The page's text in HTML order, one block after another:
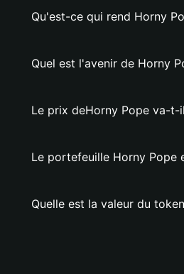
Qu'est-ce qui rend Horny
Quel est l'avenir de Horny
Le prix deHorny Pope va-t-
Le portefeuille Horny Pope
Quelle est la valeur du